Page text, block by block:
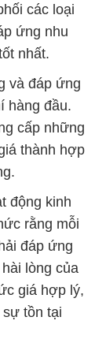
các loại
ứng nhu
nhất.
và đáp ứng
hàng đầu.
cấp những
thành hợp
động kinh
rằng mỗi
đáp ứng
lòng của
giá hợp lý,
tồn tại